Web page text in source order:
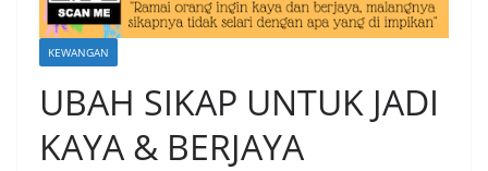
KEWANGAN
UBAH SIKAP UNTUK JADI
KAYA & BERJAYA